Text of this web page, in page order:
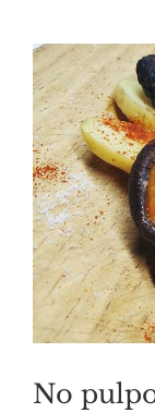
View
Larger
Image
No